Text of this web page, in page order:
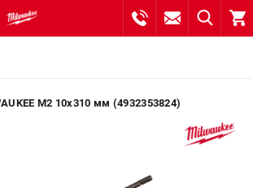
- ЗАКАЗ ЗАПЧАСТЕЙ
M2 10x310 мм (4932353824)